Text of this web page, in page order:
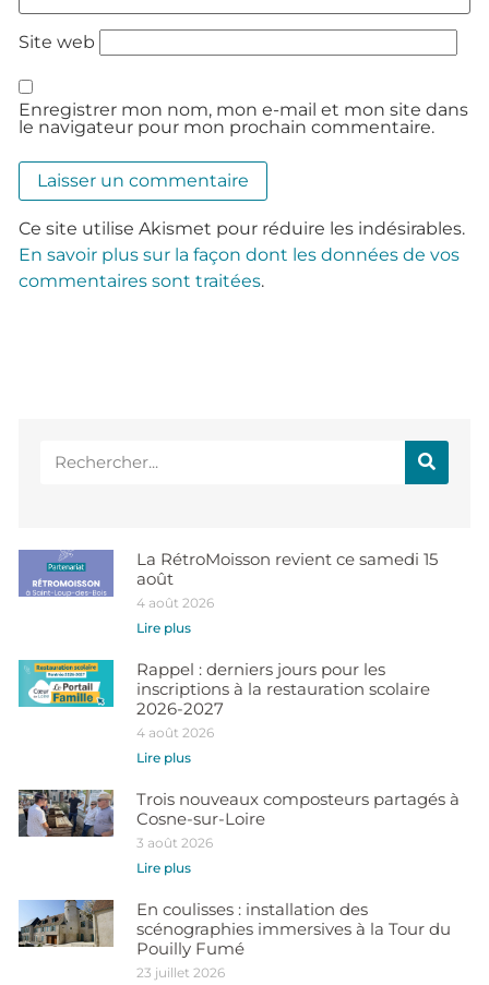
Site web
Enregistrer mon nom, mon e-mail et mon site dans
le navigateur pour mon prochain commentaire.
Ce site utilise Akismet pour réduire les indésirables.
En savoir plus sur la façon dont les données de vos
commentaires sont traitées.
La RétroMoisson revient ce samedi 15
août
4 août 2026
Lire plus
Rappel : derniers jours pour les
inscriptions à la restauration scolaire
2026-2027
4 août 2026
Lire plus
Trois nouveaux composteurs partagés à
Cosne-sur-Loire
3 août 2026
Lire plus
En coulisses : installation des
scénographies immersives à la Tour du
Pouilly Fumé
23 juillet 2026